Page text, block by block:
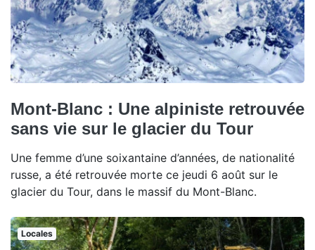
Mont-Blanc : Une alpiniste retrouvée
sans vie sur le glacier du Tour
Une femme d’une soixantaine d’années, de nationalité
russe, a été retrouvée morte ce jeudi 6 août sur le
glacier du Tour, dans le massif du Mont-Blanc.
Locales